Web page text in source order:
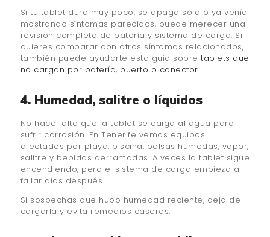
Si tu tablet dura muy poco, se apaga sola o ya venía
mostrando síntomas parecidos, puede merecer una
revisión completa de batería y sistema de carga. Si
quieres comparar con otros síntomas relacionados,
también puede ayudarte esta guía sobretablets que
no cargan por batería, puerto o conector.
4. Humedad, salitre o líquidos
No hace falta que la tablet se caiga al agua para
sufrir corrosión. En Tenerife vemos equipos
afectados por playa, piscina, bolsas húmedas, vapor,
salitre y bebidas derramadas. A veces la tablet sigue
encendiendo, pero el sistema de carga empieza a
fallar días después.
Si sospechas que hubo humedad reciente, deja de
cargarla y evita remedios caseros.